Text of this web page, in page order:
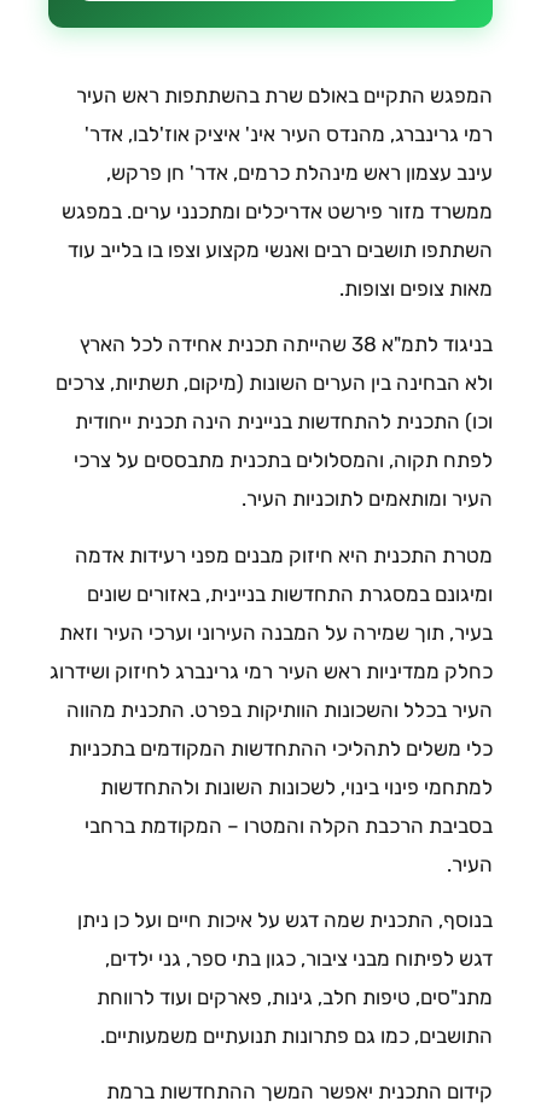
המפגש התקיים באולם שרת בהשתתפות ראש העיר
רמי גרינברג, מהנדס העיר אינ' איציק אוז'לבו, אדר'
עינב עצמון ראש מינהלת כרמים, אדר' חן פרקש,
ממשרד מזור פירשט אדריכלים ומתכנני ערים. במפגש
השתתפו תושבים רבים ואנשי מקצוע וצפו בו בלייב עוד
מאות צופים וצופות.
בניגוד לתמ"א 38 שהייתה תכנית אחידה לכל הארץ
ולא הבחינה בין הערים השונות (מיקום, תשתיות, צרכים
וכו) התכנית להתחדשות בניינית הינה תכנית ייחודית
לפתח תקוה, והמסלולים בתכנית מתבססים על צרכי
העיר ומותאמים לתוכניות העיר.
מטרת התכנית היא חיזוק מבנים מפני רעידות אדמה
ומיגונם במסגרת התחדשות בניינית, באזורים שונים
בעיר, תוך שמירה על המבנה העירוני וערכי העיר וזאת
כחלק ממדיניות ראש העיר רמי גרינברג לחיזוק ושידרוג
העיר בכלל והשכונות הוותיקות בפרט. התכנית מהווה
כלי משלים לתהליכי ההתחדשות המקודמים בתכניות
למתחמי פינוי בינוי, לשכונות השונות ולהתחדשות
בסביבת הרכבת הקלה והמטרו – המקודמת ברחבי
העיר.
בנוסף, התכנית שמה דגש על איכות חיים ועל כן ניתן
דגש לפיתוח מבני ציבור, כגון בתי ספר, גני ילדים,
מתנ"סים, טיפות חלב, גינות, פארקים ועוד לרווחת
התושבים, כמו גם פתרונות תנועתיים משמעותיים.
קידום התכנית יאפשר המשך ההתחדשות ברמת